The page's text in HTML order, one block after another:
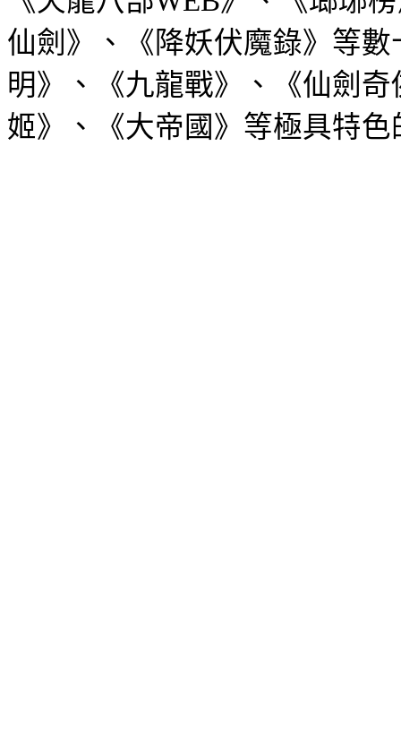
仙劍》、《降妖伏魔錄》等
明》、《九龍戰》、《仙劍
姬》、《大帝國》等極具特